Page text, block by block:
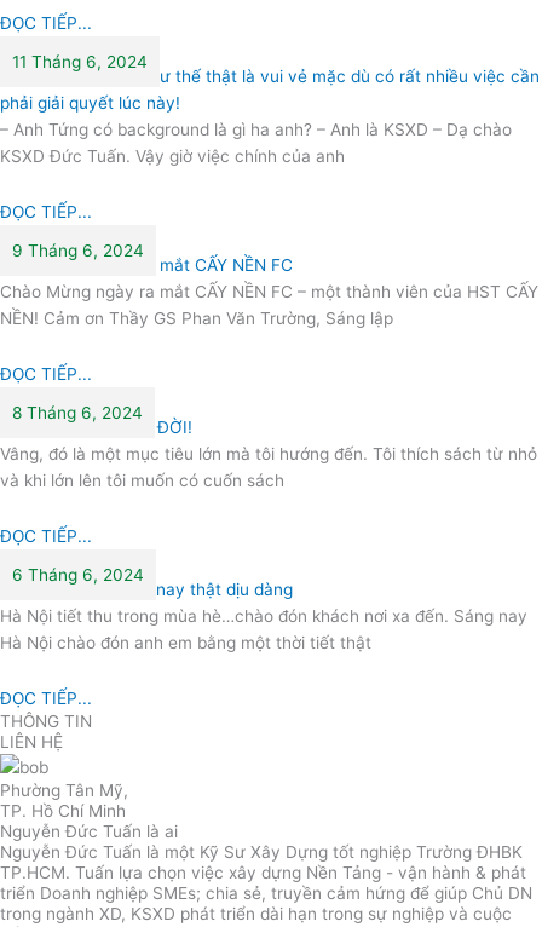
ĐỌC TIẾP...
Mỗi ngày trôi qua như thế thật là vui vẻ mặc dù có rất nhiều việc cần
phải giải quyết lúc này!
11 Tháng 6, 2024
– Anh Tứng có background là gì ha anh? – Anh là KSXD – Dạ chào
KSXD Đức Tuấn. Vậy giờ việc chính của anh
ĐỌC TIẾP...
Chào Mừng ngày ra mắt CẤY NỀN FC
9 Tháng 6, 2024
Chào Mừng ngày ra mắt CẤY NỀN FC – một thành viên của HST CẤY
NỀN! Cảm ơn Thầy GS Phan Văn Trường, Sáng lập
ĐỌC TIẾP...
CUỐN SÁCH CUỘC ĐỜI!
8 Tháng 6, 2024
Vâng, đó là một mục tiêu lớn mà tôi hướng đến. Tôi thích sách từ nhỏ
và khi lớn lên tôi muốn có cuốn sách
ĐỌC TIẾP...
Khung trời HN sáng nay thật dịu dàng
6 Tháng 6, 2024
Hà Nội tiết thu trong mùa hè…chào đón khách nơi xa đến. Sáng nay
Hà Nội chào đón anh em bằng một thời tiết thật
ĐỌC TIẾP...
THÔNG TIN
LIÊN HỆ
Phường Tân Mỹ,
TP. Hồ Chí Minh
Nguyễn Đức Tuấn là ai
Nguyễn Đức Tuấn là một Kỹ Sư Xây Dựng tốt nghiệp Trường ĐHBK
TP.HCM. Tuấn lựa chọn việc xây dựng Nền Tảng - vận hành & phát
triển Doanh nghiệp SMEs; chia sẻ, truyền cảm hứng để giúp Chủ DN
trong ngành XD, KSXD phát triển dài hạn trong sự nghiệp và cuộc